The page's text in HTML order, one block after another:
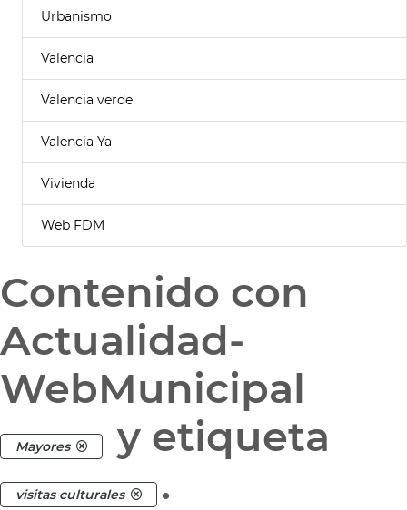
Urbanismo
Valencia
Valencia verde
Valencia Ya
Vivienda
Web FDM
Contenido con
Actualidad-
WebMunicipal
Mayores y etiqueta
visitas culturales .